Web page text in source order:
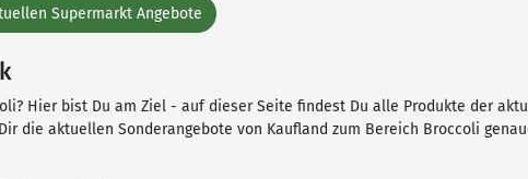
Supermarkt Angebote
Hier bist Du am Ziel - auf dieser Seite findest Du alle Produkte der
die aktuellen Sonderangebote von Kaufland zum Bereich Broccoli